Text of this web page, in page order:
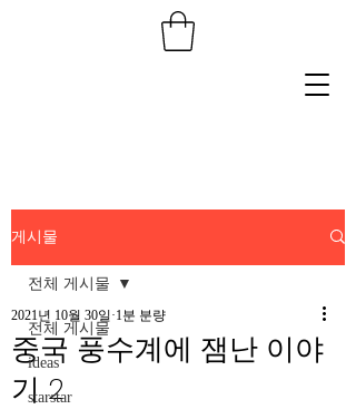
게시물
전체 게시물
ideas
starstar
전체 게시물
중국 풍수계에 잼난 이야
기 2
2021년 10월 30일 1분 분량